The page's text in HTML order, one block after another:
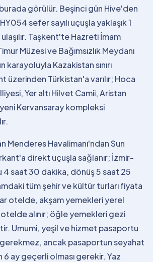
görülür. Beşinci gün Hive'den
sefer sayılı uçuşla yaklaşık 1
Taşkent'te Hazreti İmam
Müzesi ve Bağımsızlık Meydanı
karayoluyla Kazakistan sınırı
üzerinden Türkistan'a varılır; Hoca
Yer altı Hilvet Camii, Aristan
Kervansaray kompleksi
Menderes Havalimanı'ndan Sun
direkt uçuşla sağlanır; İzmir-
4 saat 30 dakika, dönüş 5 saat 25
tüm şehir ve kültür turları fiyata
otelde, akşam yemekleri yerel
alınır; öğle yemekleri gezi
Umumi, yeşil ve hizmet pasaportu
ancak pasaportun seyahat
ay geçerli olması gerekir. Yaz